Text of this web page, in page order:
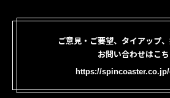
ご意見・ご要望、タイアップ
お問い合わせはこち
https://